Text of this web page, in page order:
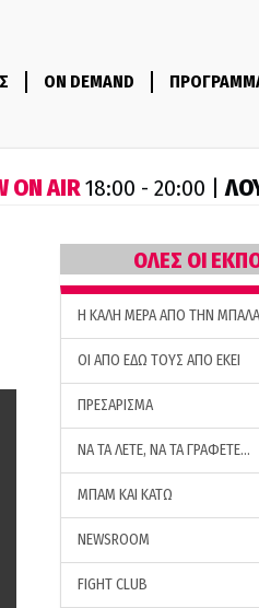
ON DEMAND
ON AIR18:00 - 20:00 |
ΟΛΕΣ ΟΙ
H ΚΑΛΗ ΜΕΡΑ ΑΠΟ ΤΗΝ ΜΠΑΛΑ
ΟΙ ΑΠΟ ΕΔΩ ΤΟΥΣ ΑΠΟ ΕΚΕΙ
ΠΡΕΣΑΡΙΣΜΑ
ΝΑ ΤΑ ΛΕΤΕ, ΝΑ ΤΑ ΓΡΑΦΕΤΕ…
ΜΠΑΜ ΚΑΙ ΚΑΤΩ
NEWSROOM
FIGHT CLUB